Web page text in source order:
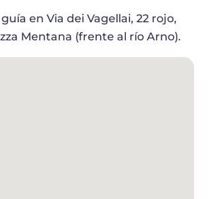
del Chianti, en el corazón
a su hermoso clima y su rico
de Florencia a la Toscana,
unos vinos que
en Via dei Vagellai, 22 rojo,
Mentana (frente al río Arno).